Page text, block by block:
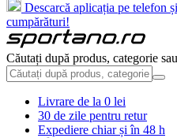
Descarcă aplicația pe telefon
cumpărături!
Căutați după produs, categorie
Livrare de la 0 lei
30 de zile pentru retur
Expediere chiar și în 48 h